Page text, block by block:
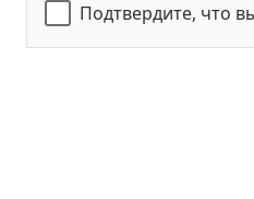
Подтвердите, что